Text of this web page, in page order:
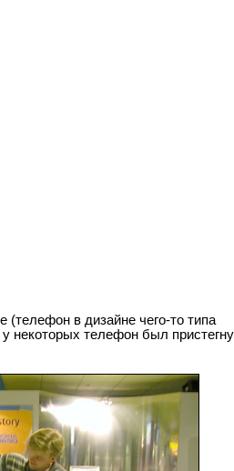
в дизайне чего-то типа
телефон был пристегнут